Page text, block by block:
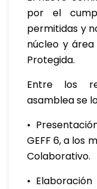
por el
permitidas y
núcleo y
Protegida.
Entre los
asamblea se
•
GEFF 6, a los
Colaborativo.
•